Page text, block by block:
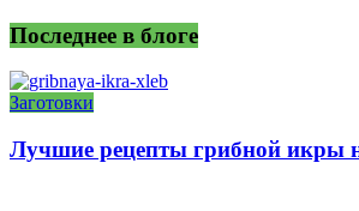
Последнее в блоге
Заготовки
Лучшие рецепты грибной икры